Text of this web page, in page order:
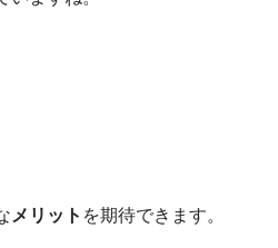
メリット を期待できます。